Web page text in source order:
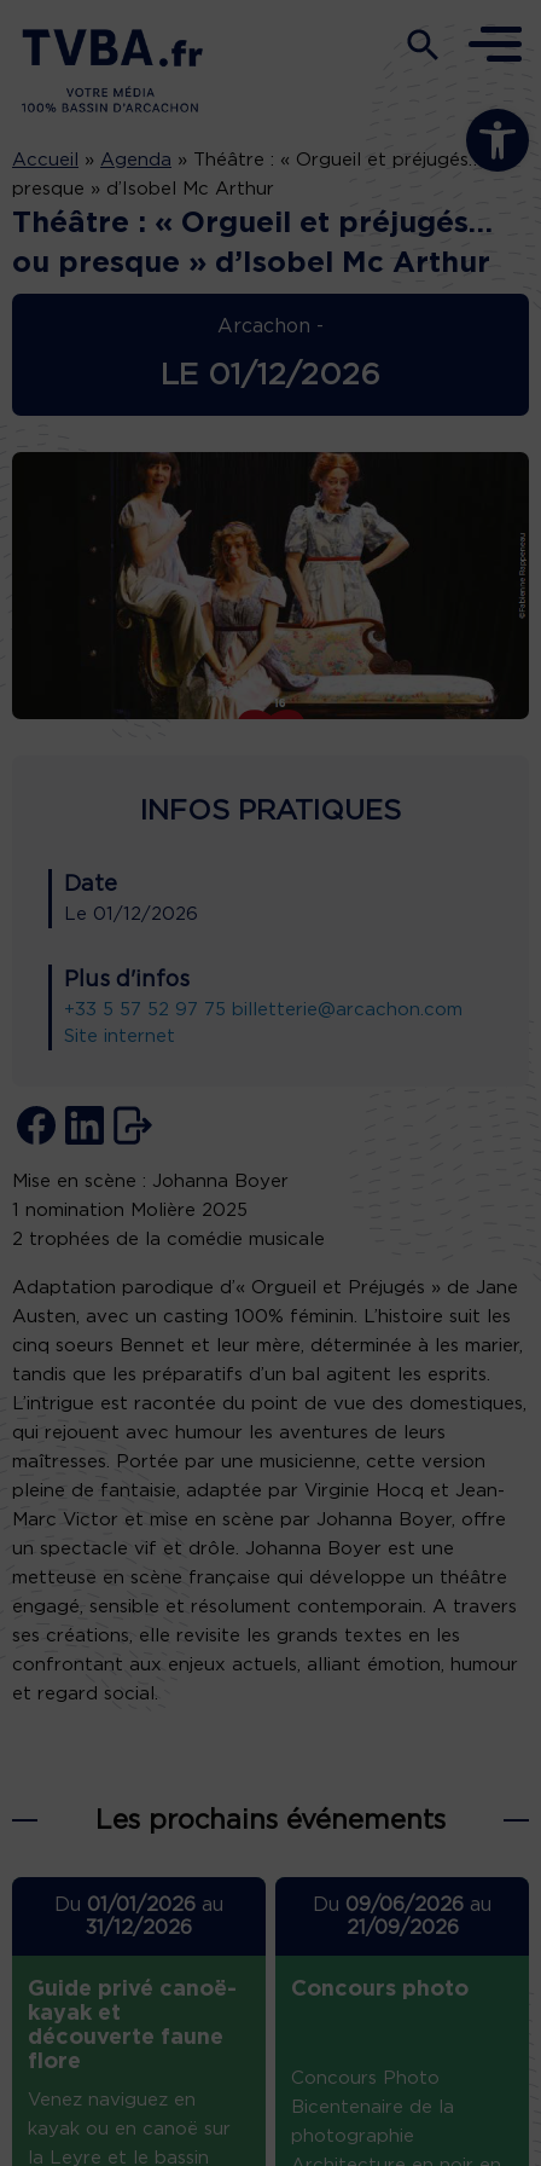
Ouvrir la
Accueil » Agenda »
Théâtre : « Orgueil et préjugés… ou
presque » d’Isobel Mc Arthur
Théâtre : « Orgueil et préjugés…
ou presque » d’Isobel Mc Arthur
Arcachon -
LE 01/12/2026
INFOS PRATIQUES
Date
Le 01/12/2026
Plus d'infos
+33 5 57 52 97 75 billetterie@arcachon.com
Site internet
Mise en scène : Johanna Boyer
1 nomination Molière 2025
2 trophées de la comédie musicale
Adaptation parodique d’« Orgueil et Préjugés » de Jane
Austen, avec un casting 100% féminin. L’histoire suit les
cinq soeurs Bennet et leur mère, déterminée à les marier,
tandis que les préparatifs d’un bal agitent les esprits.
L’intrigue est racontée du point de vue des domestiques,
qui rejouent avec humour les aventures de leurs
maîtresses. Portée par une musicienne, cette version
pleine de fantaisie, adaptée par Virginie Hocq et Jean-
Marc Victor et mise en scène par Johanna Boyer, offre
un spectacle vif et drôle. Johanna Boyer est une
metteuse en scène française qui développe un théâtre
engagé, sensible et résolument contemporain. A travers
ses créations, elle revisite les grands textes en les
confrontant aux enjeux actuels, alliant émotion, humour
et regard social.
Les prochains événements
Du 01/01/2026au
31/12/2026
Guide privé canoë-
kayak et
découverte faune
flore
Venez naviguez en
kayak ou en canoë sur
la Leyre et le bassin
Du 09/06/2026 au
21/09/2026
Concours photo
Concours Photo
Bicentenaire de la
photographie